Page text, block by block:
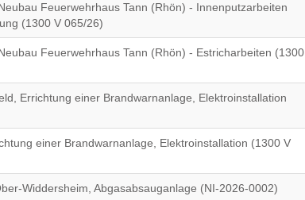
Feuerwehrhaus Tann (Rhön) - Innenputzarbeiten
(1300 V 065/26)
Feuerwehrhaus Tann (Rhön) - Estricharbeiten (1300
Errichtung einer Brandwarnanlage, Elektroinstallation
einer Brandwarnanlage, Elektroinstallation (1300 V
Widdersheim, Abgasabsauganlage (NI-2026-0002)